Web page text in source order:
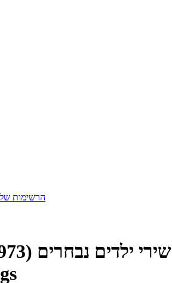
הרשימות
34 שירי ילדים נבחרים (1973)